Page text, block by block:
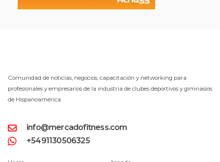
Comunidad de noticias, negocios, capacitación y networking para
profesionales y empresarios de la industria de clubes deportivos y gimnasios
de Hispanoamérica.
info@mercadofitness.com
+5491130506325